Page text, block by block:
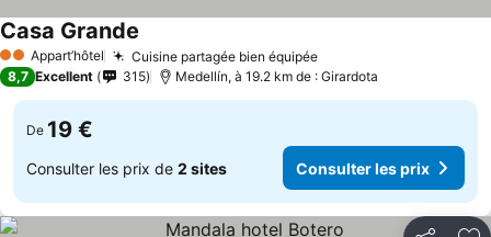
2 ÉtoilesAppart’hôtel Cuisine partagée bien équipée
Casa Grande
8,7 Excellent 315 Medellín, à 19.2 km de : Girardota
De 19 €
Consulter les prix de 2 sites Consulter les prix